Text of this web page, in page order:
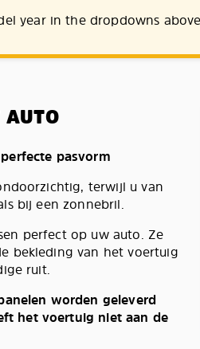
year in the dropdowns
pasvorm
terwijl u van
bij een zonnebril.
perfect op uw auto. Ze
bekleding van het voertuig
ruit.
worden geleverd
het voertuig niet aan de